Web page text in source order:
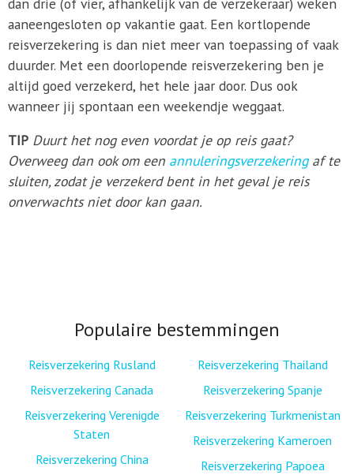
aaneengesloten op vakantie gaat. Een kortlopende
reisverzekering is dan niet meer van toepassing of vaak
duurder. Met een doorlopende reisverzekering ben je
altijd goed verzekerd, het hele jaar door. Dus ook
wanneer jij spontaan een weekendje weggaat.
TIP Duurt het nog even voordat je op reis gaat?
Overweeg dan ook om een annuleringsverzekeringaf te
sluiten, zodat je verzekerd bent in het geval je reis
onverwachts niet door kan gaan.
Populaire bestemmingen
Reisverzekering Rusland
Reisverzekering Canada
Reisverzekering Verenigde
Staten
Reisverzekering China
Reisverzekering Thailand
Reisverzekering Spanje
Reisverzekering Turkmenistan
Reisverzekering Kameroen
Reisverzekering Papoea